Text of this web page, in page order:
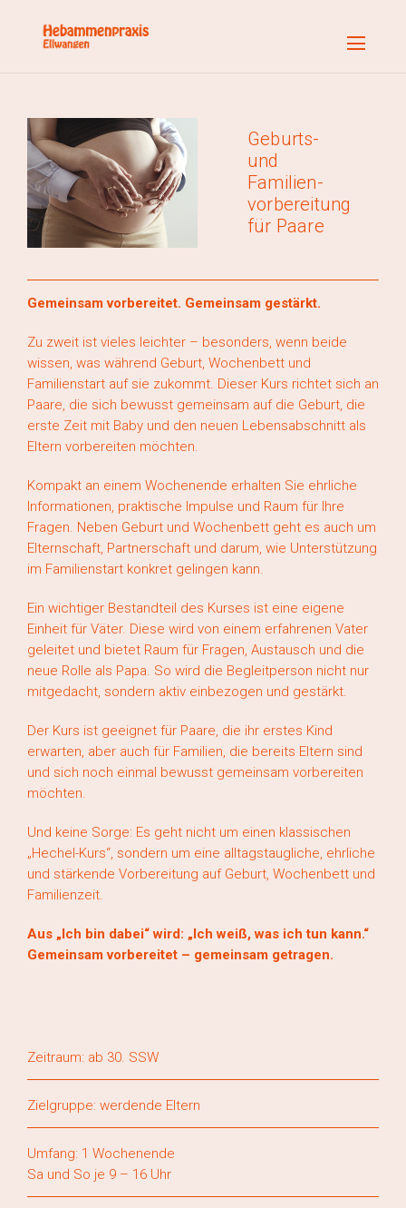
Geburts-
und
Familien­
vorbereitung
für Paare
Gemeinsam vorbereitet. Gemeinsam gestärkt.
Zu zweit ist vieles leichter – besonders, wenn beide
wissen, was während Geburt, Wochenbett und
Familienstart auf sie zukommt. Dieser Kurs richtet sich an
Paare, die sich bewusst gemeinsam auf die Geburt, die
erste Zeit mit Baby und den neuen Lebensabschnitt als
Eltern vorbereiten möchten.
Kompakt an einem Wochenende erhalten Sie ehrliche
Informationen, praktische Impulse und Raum für Ihre
Fragen. Neben Geburt und Wochenbett geht es auch um
Elternschaft, Partnerschaft und darum, wie Unterstützung
im Familienstart konkret gelingen kann.
Ein wichtiger Bestandteil des Kurses ist eine eigene
Einheit für Väter. Diese wird von einem erfahrenen Vater
geleitet und bietet Raum für Fragen, Austausch und die
neue Rolle als Papa. So wird die Begleitperson nicht nur
mitgedacht, sondern aktiv einbezogen und gestärkt.
Der Kurs ist geeignet für Paare, die ihr erstes Kind
erwarten, aber auch für Familien, die bereits Eltern sind
und sich noch einmal bewusst gemeinsam vorbereiten
möchten.
Und keine Sorge: Es geht nicht um einen klassischen
„Hechel-Kurs“, sondern um eine alltagstaugliche, ehrliche
und stärkende Vorbereitung auf Geburt, Wochenbett und
Familienzeit.
Aus „Ich bin dabei“ wird: „Ich weiß, was ich tun kann.“
Gemeinsam vorbereitet – gemeinsam getragen.
Zeitraum: ab 30. SSW
Zielgruppe: werdende Eltern
Umfang: 1 Wochenende
Sa und So je 9 – 16 Uhr